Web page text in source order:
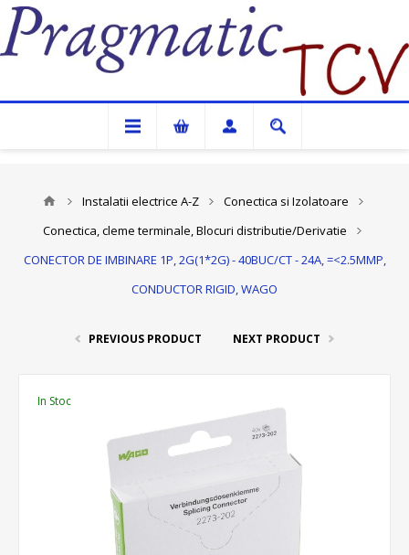
Pragmatic TCV
Instalatii electrice A-Z
Conectica si Izolatoare
Conectica, cleme terminale, Blocuri distributie/Derivatie
CONECTOR DE IMBINARE 1P, 2G(1*2G) - 40BUC/CT - 24A, =<2.5MMP,
CONDUCTOR RIGID, WAGO
PREVIOUS PRODUCT NEXT PRODUCT
In Stoc